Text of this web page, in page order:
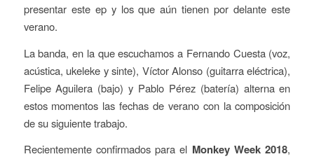
presentar este ep y los que aún tienen por delante este
verano.
La banda, en la que escuchamos a Fernando Cuesta (voz,
acústica, ukeleke y sinte), Víctor Alonso (guitarra eléctrica),
Felipe Aguilera (bajo) y Pablo Pérez (batería) alterna en
estos momentos las fechas de verano con la composición
de su siguiente trabajo.
Recientemente confirmados para el Monkey Week 2018,